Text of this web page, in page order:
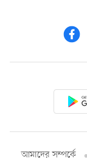
আমাদের সম্পর্কে